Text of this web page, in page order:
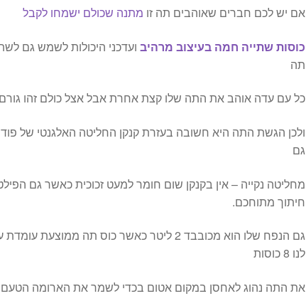
אם יש לכם חברים שאוהבים תה זו מתנה שכולם ישמחו לקבל
כוסות שתייה חמה בעיצוב מרהיב ועדכני היכולות לשמש גם
תה
כל עם עדה אוהב את התה שלו קצת אחרת אבל אצל כולם זהו
ולכן הגשת התה היא חשובה בעזרת קנקן החליטה האלגנטי של פוד
גם
מחליטה נקייה – אין בקנקן שום חומר למעט זכוכית כאשר גם
חיתוך מתוחכם.
לנו 8 כוסות
את התה נהוג לאחסן במקום אטום בכדי לשמר את הארומה הטעם